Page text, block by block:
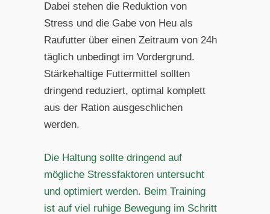
Dabei stehen die Reduktion von
Stress und die Gabe von Heu als
Raufutter über einen Zeitraum von 24h
täglich unbedingt im Vordergrund.
Stärkehaltige Futtermittel sollten
dringend reduziert, optimal komplett
aus der Ration ausgeschlichen
werden.
Die Haltung sollte dringend auf
mögliche Stressfaktoren untersucht
und optimiert werden. Beim Training
ist auf viel ruhige Bewegung im Schritt